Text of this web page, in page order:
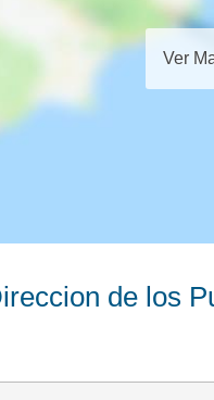
Ver
Direccion de los